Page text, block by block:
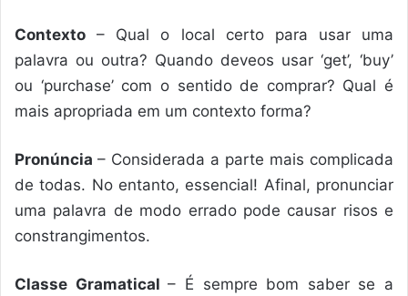
Contexto – Qual o local certo para usar uma
palavra ou outra? Quando deveos usar ‘get’, ‘buy’
ou ‘purchase’ com o sentido de comprar? Qual é
mais apropriada em um contexto forma?
Pronúncia – Considerada a parte mais complicada
de todas. No entanto, essencial! Afinal, pronunciar
uma palavra de modo errado pode causar risos e
constrangimentos.
Classe Gramatical– É sempre bom saber se a